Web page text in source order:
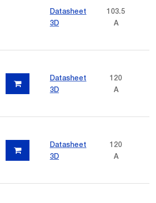
Datasheet
3D
103.5
A
Datasheet
3D
120
A
Datasheet
3D
120
A